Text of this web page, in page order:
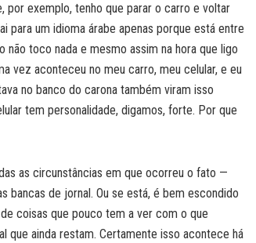
por exemplo, tenho que parar o carro e voltar
para um idioma árabe apenas porque está entre
toco nada e mesmo assim na hora que ligo
vez aconteceu no meu carro, meu celular, e eu
no banco do carona também viram isso
tem personalidade, digamos, forte. Por que
as circunstâncias em que ocorreu o fato —
bancas de jornal. Ou se está, é bem escondido
coisas que pouco tem a ver com o que
que ainda restam. Certamente isso acontece há